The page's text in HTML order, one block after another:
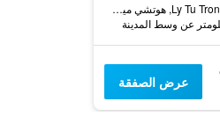
153 Ly Tu Trong, هوتشي مين سيتي, فيتنام
عرض الصفقة